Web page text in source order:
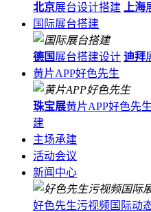
北京展台设计搭建 上海
国际展台搭建
德国 展台搭建设计 迪拜
黄片APP好色先生
珠宝展黄片APP好色先
建
主场承建
活动会议
新闻中心
好色先生污视频国际动